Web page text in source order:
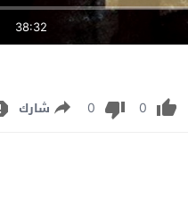
38:32
0
0 شارك